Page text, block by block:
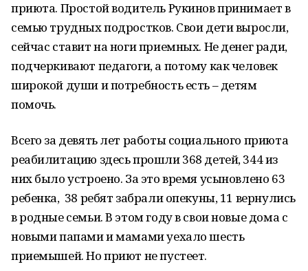
приюта. Простой водитель Рукинов принимает в
семью трудных подростков. Свои дети выросли,
сейчас ставит на ноги приемных. Не денег ради,
подчеркивают педагоги, а потому как человек
широкой души и потребность есть – детям
помочь.
Всего за девять лет работы социального приюта
реабилитацию здесь прошли 368 детей, 344 из
них было устроено. За это время усыновлено 63
ребенка, 38 ребят забрали опекуны, 11 вернулись
в родные семьи. В этом году в свои новые дома с
новыми папами и мамами уехало шесть
приемышей. Но приют не пустеет.